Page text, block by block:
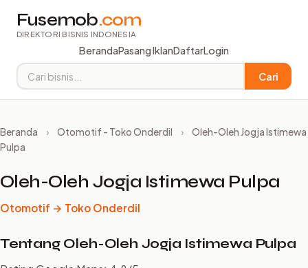
Fusemob.com
DIREKTORI BISNIS INDONESIA
BerandaPasang IklanDaftarLogin
Cari
Beranda › Otomotif - Toko Onderdil ›
Oleh-Oleh Jogja Istimewa
Pulpa
Oleh-Oleh Jogja Istimewa Pulpa
Otomotif → Toko Onderdil
Tentang Oleh-Oleh Jogja Istimewa Pulpa